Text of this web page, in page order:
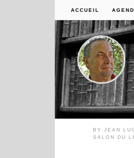
ACCUEIL
BYJEAN
SALON DU